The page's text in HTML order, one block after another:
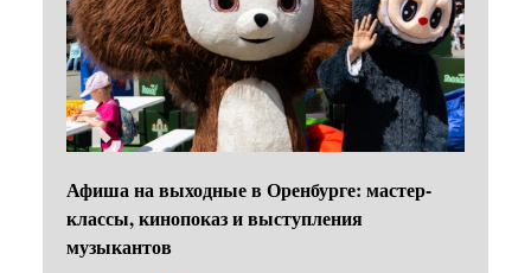
Афиша на выходные в Оренбурге: мастер-
классы, кинопоказ и выступления
музыкантов